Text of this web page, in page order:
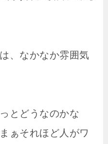
、なかなか雰囲気
とどうなのかな
ぁそれほど人がワ